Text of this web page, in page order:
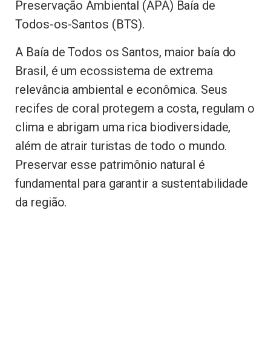
Preservação Ambiental (APA) Baía de
Todos-os-Santos (BTS).
A Baía de Todos os Santos, maior baía do
Brasil, é um ecossistema de extrema
relevância ambiental e econômica. Seus
recifes de coral protegem a costa, regulam o
clima e abrigam uma rica biodiversidade,
além de atrair turistas de todo o mundo.
Preservar esse patrimônio natural é
fundamental para garantir a sustentabilidade
da região.